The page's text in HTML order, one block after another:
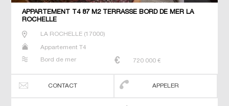
APPARTEMENT T4 87 M2 TERRASSE BORD DE MER LA
ROCHELLE
LA ROCHELLE(17000)
Appartement T4
Bord de mer 720 000 €
CONTACT APPELER